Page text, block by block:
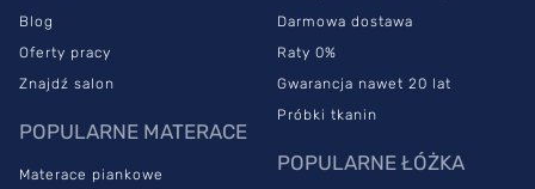
Blog
Oferty pracy
Znajdź salon
POPULARNE MATERACE
Materace piankowe
Darmowa dostawa
Raty 0%
Gwarancja nawet 20 lat
Próbki tkanin
POPULARNE ŁÓŻKA